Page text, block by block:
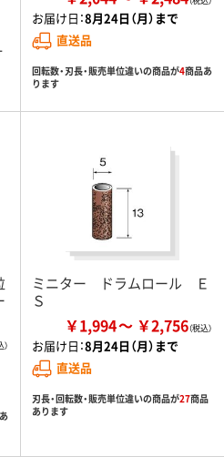
お届け日：8月24日（月）まで
直送品
回転数・刃長・販売単位違いの商品が4商品あ
ります
ミニター ドラムロール Ｅ
Ｓ
￥1,994 ￥2,756
お届け日：8月24日（月）まで
直送品
刃長・回転数・販売単位違いの商品が27商品
あります